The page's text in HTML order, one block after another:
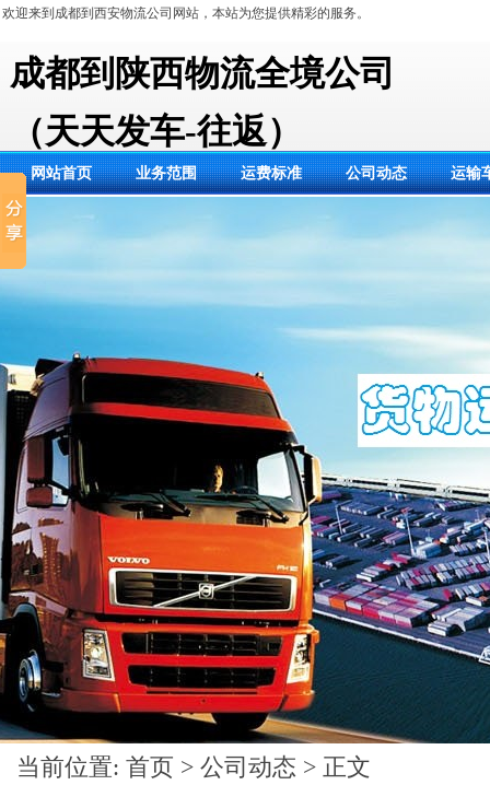
成都到陕西物流全境公司
（天天发车-往返）
网站首页 业务范围 运费标准 公司动态 运输
欢迎来到成都到西安物流公司网站，本站为您提供精彩的服务。
当前位置: 首页 > 公司动态 > 正文